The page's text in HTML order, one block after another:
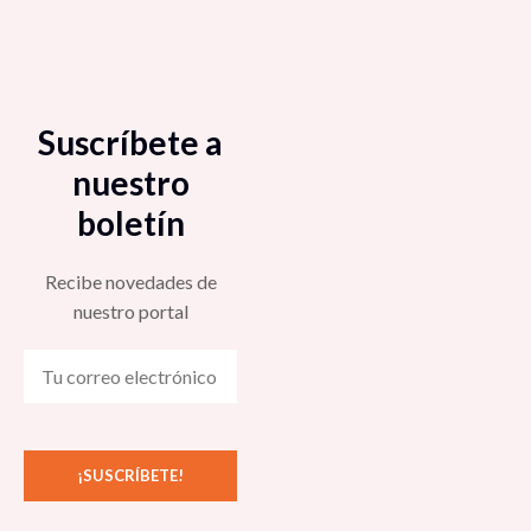
teórico-metodológicas y empíricas en la
investigación social» 4:00 pm
Mesa «Paridad y violencia política en el proceso
Segundo ciclo de actividades académicas
el marco de la 3ª Semana Nacional de las
Ponencia «Pobreza alimentaria, carencias
alimentarias y apoyos gubernamentales en los
Regional de Gobernanza y Coordinación Social
Ante el COVID-19 (ORGA): Violencia de género
4:30 pm
sociología» 5:00 pm
Protocolo para la prevención y atención de
de Sonora» 5:00 pm
Suscríbete a
nuestro
boletín
Recibe novedades de
nuestro portal